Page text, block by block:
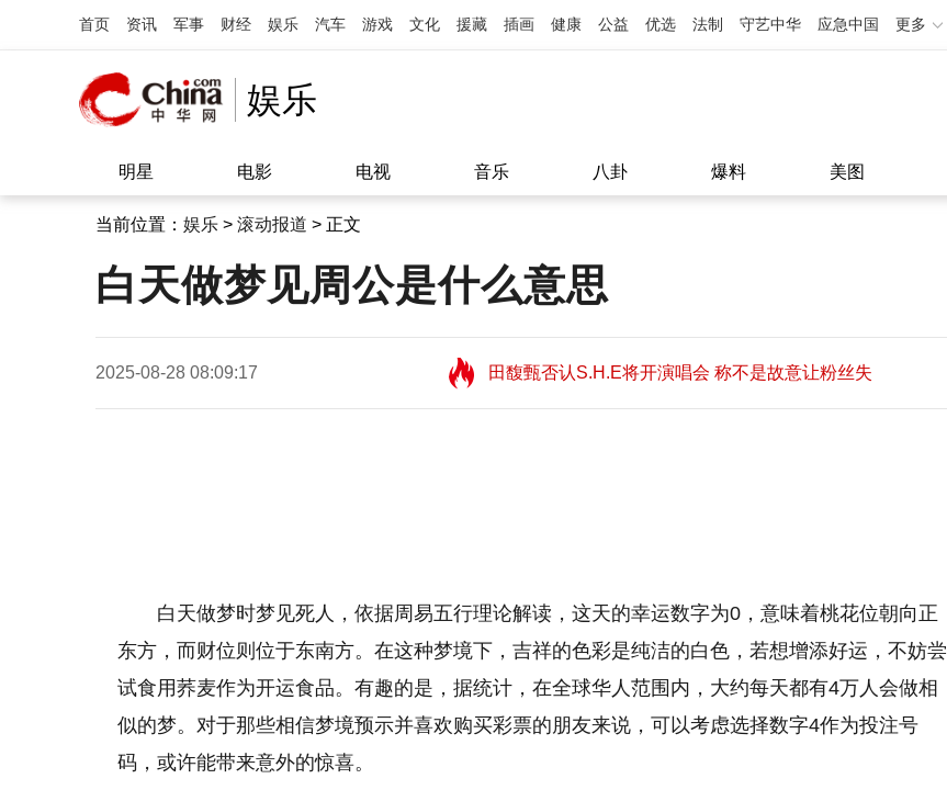
首页 资讯 军事 财经 娱乐 汽车 游戏 文化 援藏 插画 健康 公益 优选 法制 守艺中华 应急中国 更多
娱乐
明星 电影 电视 音乐 八卦 爆料 美图
当前位置： 娱乐 > 滚动报道 > 正文
白天做梦见周公是什么意思
2025-08-28 08:09:17
田馥甄否认S.H.E将开演唱会 称不是故意让粉丝失
望11:08
田馥甄否认S.H.E将开演唱会 称不是故意让粉丝失
望11:08
白天做梦时梦见死人，依据周易五行理论解读，这天的幸运数字为0，意味着桃花位朝向正
东方，而财位则位于东南方。在这种梦境下，吉祥的色彩是纯洁的白色，若想增添好运，不妨尝
试食用荞麦作为开运食品。有趣的是，据统计，在全球华人范围内，大约每天都有4万人会做相
似的梦。对于那些相信梦境预示并喜欢购买彩票的朋友来说，可以考虑选择数字4作为投注号
码，或许能带来意外的惊喜。